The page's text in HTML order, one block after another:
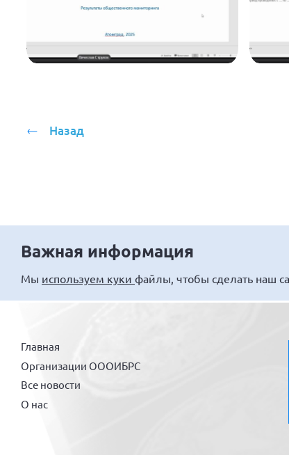
Назад
Важная информация
Мы используем куки файлы, чтобы сделать наш
Главная
Организации ОООИБРС
Все новости
О нас